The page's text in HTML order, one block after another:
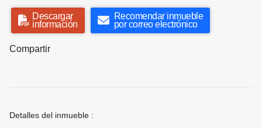
Descargar
información
Recomendar inmueble
por correo electrónico
Compartir
Detalles del inmueble :